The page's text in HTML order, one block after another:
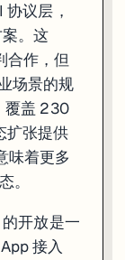
议层，
。这
合作，但
场景的规
覆盖 230
扩张提供
味着更多
。
开放是一
接入